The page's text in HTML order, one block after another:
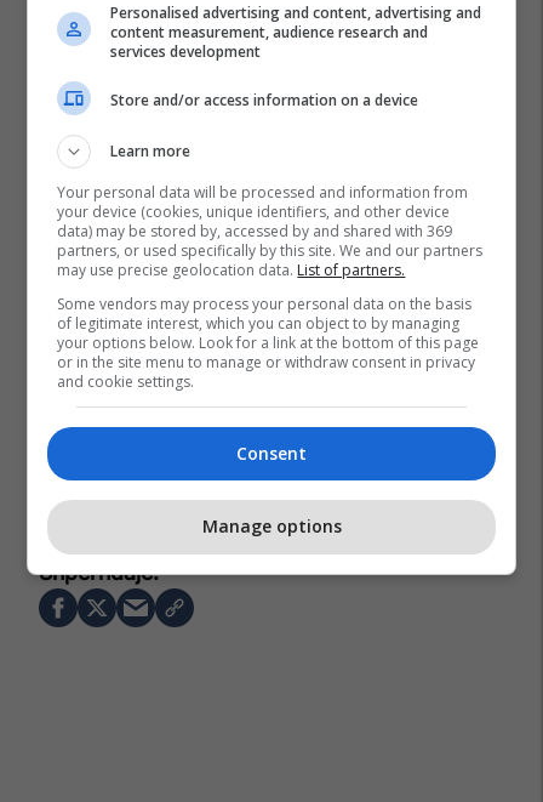
Rumania Shpërthim Bukuresht
Personalised advertising and content, advertising and
content measurement, audience research and
services development
Store and/or access information on a device
Learn more
Your personal data will be processed and information from
your device (cookies, unique identifiers, and other device
data) may be stored by, accessed by and shared with 369
partners, or used specifically by this site. We and our partners
may use precise geolocation data. List of partners.
Some vendors may process your personal data on the basis
of legitimate interest, which you can object to by managing
your options below. Look for a link at the bottom of this page
or in the site menu to manage or withdraw consent in privacy
and cookie settings.
Consent
Manage options